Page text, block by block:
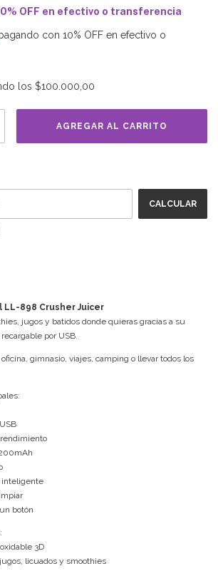
OFF en efectivo o transferencia
con 10% OFF en efectivo o
los $100.000,00
CALCULAR
LL-898 Crusher Juicer
jugos y batidos donde quieras gracias a su
por USB.
gimnasio, viajes, camping o llevar todos los
inteligente
botón
3D
licuados y smoothies